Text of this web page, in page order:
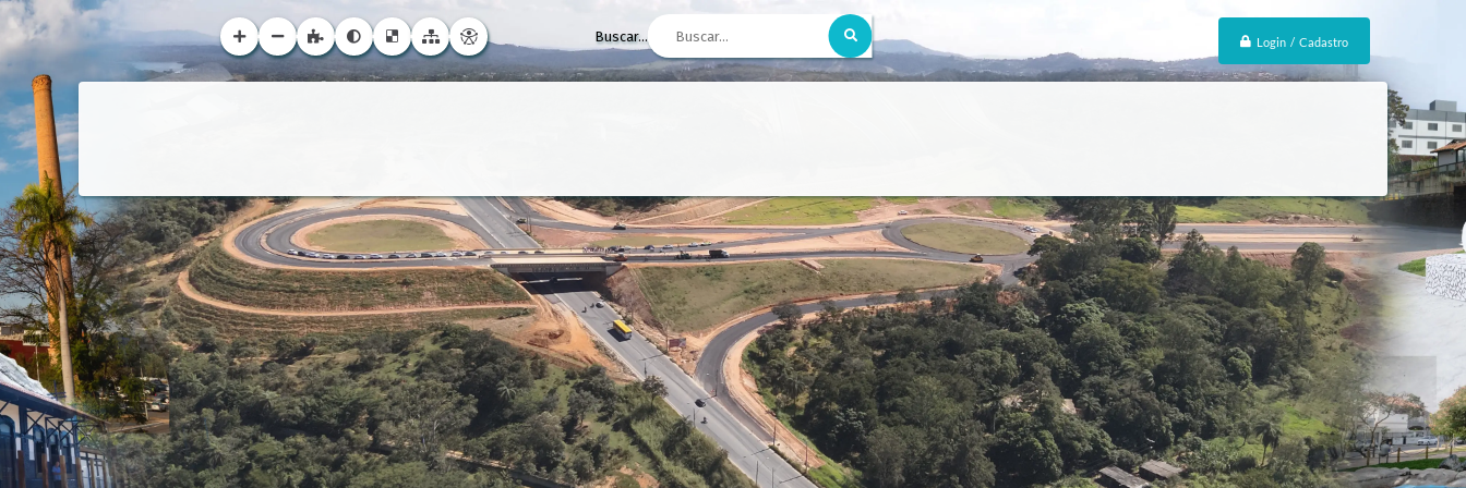
Login / Cadastro
Buscar...